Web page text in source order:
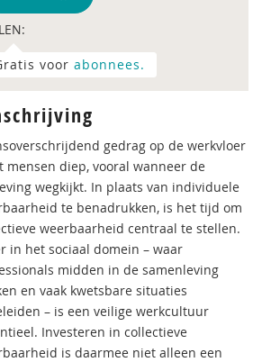
voor abonnees.
gedrag op de werkvloer
mensen diep, vooral wanneer de
wegkijkt. In plaats van individuele
te benadrukken, is het tijd om
weerbaarheid centraal te stellen.
in het sociaal domein – waar
midden in de samenleving
en vaak kwetsbare situaties
– is een veilige werkcultuur
Investeren in collectieve
is daarmee niet alleen een